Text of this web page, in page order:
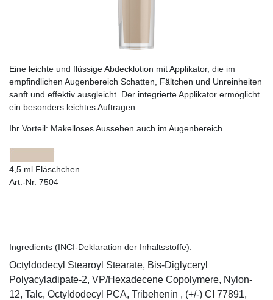
Eine leichte und flüssige Abdecklotion mit Applikator, die im
empfindlichen Augenbereich Schatten, Fältchen und Unreinheiten
sanft und effektiv ausgleicht. Der integrierte Applikator ermöglicht
ein besonders leichtes Auftragen.
Ihr Vorteil: Makelloses Aussehen auch im Augenbereich.
4,5 ml Fläschchen
Art.-Nr. 7504
Ingredients (INCI-Deklaration der Inhaltsstoffe):
Octyldodecyl Stearoyl Stearate, Bis-Diglyceryl
Polyacyladipate-2, VP/Hexadecene Copolymere, Nylon-
12, Talc, Octyldodecyl PCA, Tribehenin , (+/-) CI 77891,